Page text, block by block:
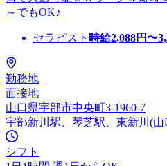
～でもOK♪
セラピスト 時給2,088円〜
勤務地
面接地
山口県宇部市中央町3-1960-7
宇部新川駅、琴芝駅、東新川(山
シフト